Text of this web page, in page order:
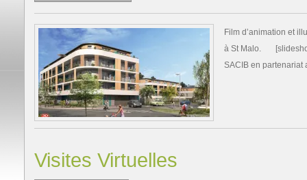
Film d’animation et
à St Malo.
SACIB en partenariat
Visites Virtuelles